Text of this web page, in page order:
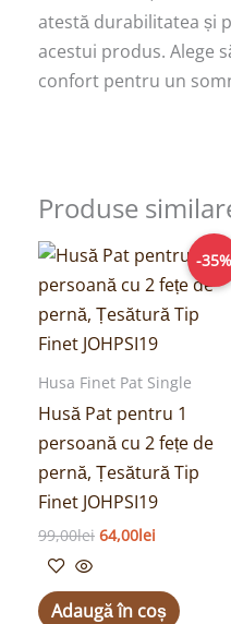
atestă durabilitatea și
acestui produs. Alege
confort pentru un
Produse
-35%
Husa Finet Pat Single
Husă Pat pentru 1
persoană cu 2 fețe de
pernă, Țesătură Tip
Finet JOHPSI19
99,00lei
Prețul
inițial
a
fost:
99,00lei.
64,00lei
Prețul
curent
este:
64,00lei.
Adaugă în coș